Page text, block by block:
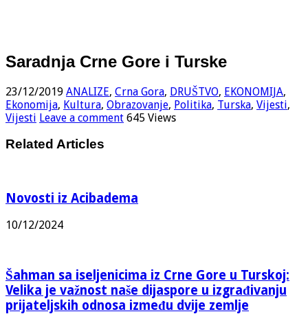
Saradnja Crne Gore i Turske
23/12/2019 ANALIZE, Crna Gora, DRUŠTVO, EKONOMIJA,
Ekonomija, Kultura, Obrazovanje, Politika, Turska, Vijesti,
Vijesti Leave a comment 645 Views
Related Articles
Novosti iz Acibadema
10/12/2024
Šahman sa iseljenicima iz Crne Gore u Turskoj:
Velika je važnost naše dijaspore u izgrađivanju
prijateljskih odnosa između dvije zemlje